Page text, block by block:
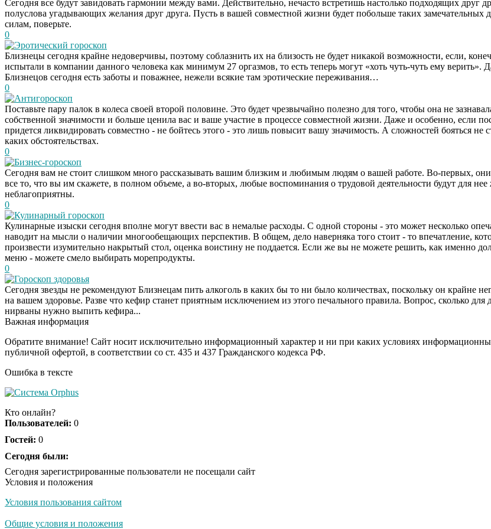
Сегодня все будут завидовать гармонии между вами. Действительно, нечасто встретишь настолько подходящих друг
полуслова угадывающих желания друг друга. Пусть в вашей совместной жизни будет побольше таких замечательных
силам, поверьте.
0
Эротический гороскоп
Близнецы сегодня крайне недоверчивы, поэтому соблазнить их на близость не будет никакой возможности, если,
испытали в компании данного человека как минимум 27 оргазмов, то есть теперь могут «хоть чуть-чуть ему верить».
Близнецов сегодня есть заботы и поважнее, нежели всякие там эротические переживания…
0
Антигороскоп
Поставьте пару палок в колеса своей второй половине. Это будет чрезвычайно полезно для того, чтобы она не
собственной значимости и больше ценила вас и ваше участие в процессе совместной жизни. Даже и особенно, если
придется ликвидировать совместно - не бойтесь этого - это лишь повысит вашу значимость. А сложностей бояться не
каких обстоятельствах.
0
Бизнес-гороскоп
Сегодня вам не стоит слишком много рассказывать вашим близким и любимым людям о вашей работе. Во-первых,
все то, что вы им скажете, в полном объеме, а во-вторых, любые воспоминания о трудовой деятельности будут для нее
неблагоприятны.
0
Кулинарный гороскоп
Кулинарные изыски сегодня вполне могут ввести вас в немалые расходы. С одной стороны - это может несколько
наводит на мысли о наличии многообещающих перспектив. В общем, дело наверняка того стоит - то впечатление,
произвести изумительно накрытый стол, оценка воистину не поддается. Если же вы не можете решить, как именно
меню - можете смело выбирать морепродукты.
0
Гороскоп здоровья
Сегодня звезды не рекомендуют Близнецам пить алкоголь в каких бы то ни было количествах, поскольку он крайне
на вашем здоровье. Разве что кефир станет приятным исключением из этого печального правила. Вопрос, сколько для
нирваны нужно выпить кефира...
Важная информация
Обратите внимание! Сайт носит исключительно информационный характер и ни при каких условиях
публичной офертой, в соответствии со ст. 435 и 437 Гражданского кодекса РФ.
Ошибка в тексте
Кто онлайн?
Пользователей: 0
Гостей: 0
Сегодня были:
Сегодня зарегистрированные пользователи не посещали сайт
Условия и положения
Условия пользования сайтом
Общие условия и положения